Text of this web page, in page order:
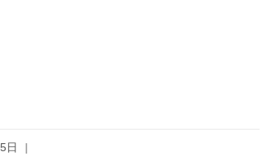
日 |